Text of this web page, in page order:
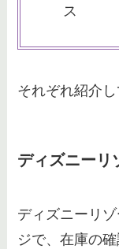
ス
それぞれ紹介し
ディズニーリ
ディズニーリ
ジで、在庫の確